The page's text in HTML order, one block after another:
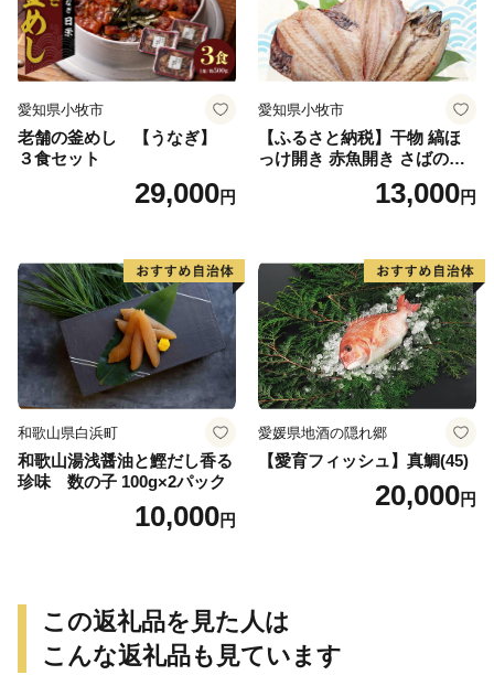
愛知県小牧市
老舗の釜めし 【うなぎ】
３食セット
29,000円
愛知県小牧市
【ふるさと納税】干物 縞ほ
っけ開き 赤魚開き さばの開
き 魚醤干し 3種 セット 詰め
合わせ 魚 おかず 肉厚 おいし
取り寄せグルメ 魚醤 ナンプ
ラー 愛知県 小牧市 冷凍 送料
無料
13,000円
和歌山県白浜町
和歌山湯浅醤油と鰹だし香る
珍味 数の子 100g×2パック
10,000円
愛媛県地酒の隠れ郷
【愛育フィッシュ】真鯛(45)
20,000円
この返礼品を見た人は
こんな返礼品も見ています